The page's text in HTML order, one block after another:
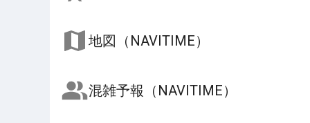
地図（NAVITIME）
混雑予報（NAVITIME）